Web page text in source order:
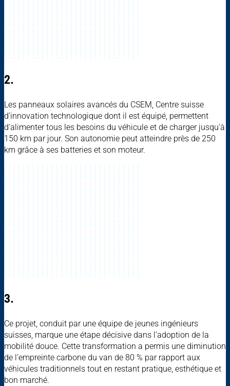
2.
Les panneaux solaires avancés du CSEM, Centre suisse
d’innovation technologique dont il est équipé, permettent
d’alimenter tous les besoins du véhicule et de charger jusqu'à
150 km par jour. Son autonomie peut atteindre près de 250
km grâce à ses batteries et son moteur.
3.
Ce projet, conduit par une équipe de jeunes ingénieurs
suisses, marque une étape décisive dans l’adoption de la
mobilité douce. Cette transformation a permis une diminution
de l’empreinte carbone du van de 80 % par rapport aux
véhicules traditionnels tout en restant pratique, esthétique et
bon marché.